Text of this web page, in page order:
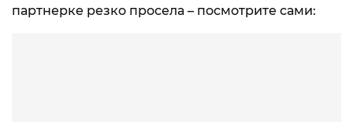
партнерке резко просела – посмотрите сами: